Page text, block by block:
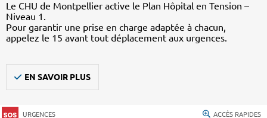
Le CHU de Montpellier active le Plan Hôpital en Tension –
Niveau 1.
Pour garantir une prise en charge adaptée à chacun,
appelez le 15 avant tout déplacement aux urgences.
EN SAVOIR PLUS
URGENCES ACCÈS RAPIDES